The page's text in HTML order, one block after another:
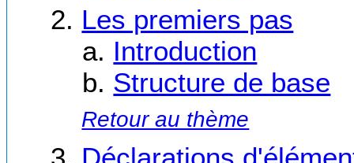
Les premiers pas
Introduction
Structure de base
Retour au thème
Déclarations